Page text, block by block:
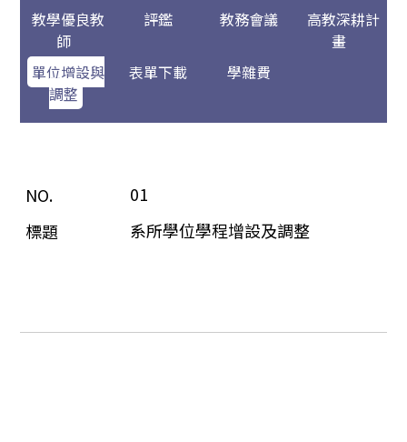
教學優良教
師
評鑑 教務會議
高教深耕計
畫
單位增設與
調整
表單下載 學雜費
01
系所學位學程增設及調整